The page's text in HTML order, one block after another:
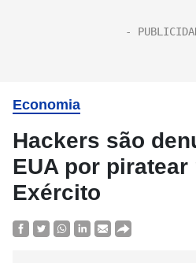
Economia
Hackers são
EUA por
Exército